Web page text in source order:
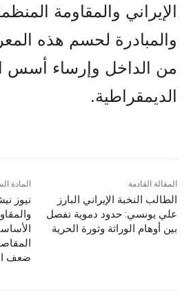
الإيراني والمقاومة
والمبادرة لحسم هذه
من الداخل وإرساء أسس
الديمقراطية.
المادة
نيوز
ضعف
المقالة القادمة
الطالب النخبة الإيراني البارز
علي يونسي: حدود دموية تفصل
بين أوهام الوراثة وثورة الحرية